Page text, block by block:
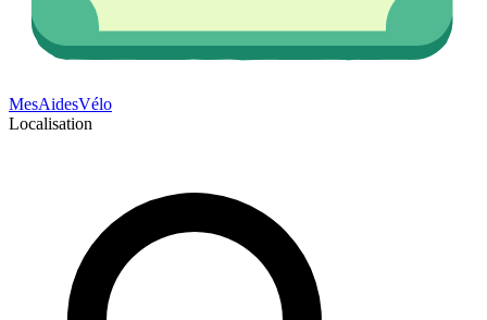
MesAidesVélo
Localisation